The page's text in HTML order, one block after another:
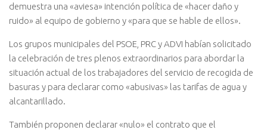
demuestra una «aviesa» intención política de «hacer daño y
ruido» al equipo de gobierno y «para que se hable de ellos».
Los grupos municipales del PSOE, PRC y ADVI habían solicitado
la celebración de tres plenos extraordinarios para abordar la
situación actual de los trabajadores del servicio de recogida de
basuras y para declarar como «abusivas» las tarifas de agua y
alcantarillado.
También proponen declarar «nulo» el contrato que el